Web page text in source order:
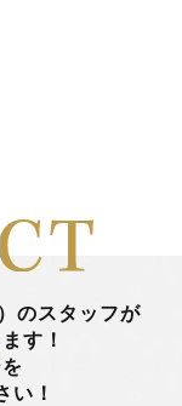
のスタッフが
す！
い！